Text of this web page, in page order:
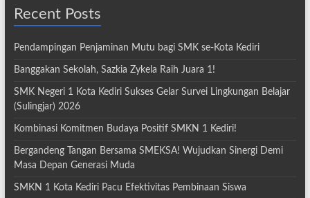
Recent Posts
Pendampingan Penjaminan Mutu bagi SMK se-Kota Kediri
Banggakan Sekolah, Sazkia Zykela Raih Juara 1!
SMK Negeri 1 Kota Kediri Sukses Gelar Survei Lingkungan Belajar
(Sulingjar) 2026
Kombinasi Komitmen Budaya Positif SMKN 1 Kediri!
Bergandeng Tangan Bersama SMEKSA! Wujudkan Sinergi Demi
Masa Depan Generasi Muda
SMKN 1 Kota Kediri Pacu Efektivitas Pembinaan Siswa